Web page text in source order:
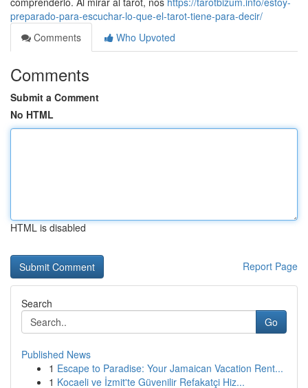
preparado-para-escuchar-lo-que-el-tarot-tiene-para-decir/
Comments
Who Upvoted
Comments
Submit a Comment
No HTML
HTML is disabled
Report Page
Search
Go
Published News
1 Escape to Paradise: Your Jamaican Vacation Rent...
1 Kocaeli ve İzmit'te Güvenilir Refakatçi Hiz...